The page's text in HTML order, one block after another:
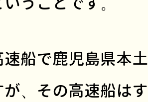
船で鹿児島県本
が、その高速船は